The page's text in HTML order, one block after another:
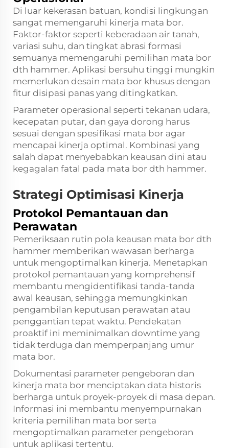
Di luar kekerasan batuan, kondisi lingkungan
sangat memengaruhi kinerja mata bor.
Faktor-faktor seperti keberadaan air tanah,
variasi suhu, dan tingkat abrasi formasi
semuanya memengaruhi pemilihan mata bor
dth hammer. Aplikasi bersuhu tinggi mungkin
memerlukan desain mata bor khusus dengan
fitur disipasi panas yang ditingkatkan.
Parameter operasional seperti tekanan udara,
kecepatan putar, dan gaya dorong harus
sesuai dengan spesifikasi mata bor agar
mencapai kinerja optimal. Kombinasi yang
salah dapat menyebabkan keausan dini atau
kegagalan fatal pada mata bor dth hammer.
Strategi Optimisasi Kinerja
Protokol Pemantauan dan
Perawatan
Pemeriksaan rutin pola keausan mata bor dth
hammer memberikan wawasan berharga
untuk mengoptimalkan kinerja. Menetapkan
protokol pemantauan yang komprehensif
membantu mengidentifikasi tanda-tanda
awal keausan, sehingga memungkinkan
pengambilan keputusan perawatan atau
penggantian tepat waktu. Pendekatan
proaktif ini meminimalkan downtime yang
tidak terduga dan memperpanjang umur
mata bor.
Dokumentasi parameter pengeboran dan
kinerja mata bor menciptakan data historis
berharga untuk proyek-proyek di masa depan.
Informasi ini membantu menyempurnakan
kriteria pemilihan mata bor serta
mengoptimalkan parameter pengeboran
untuk aplikasi tertentu.